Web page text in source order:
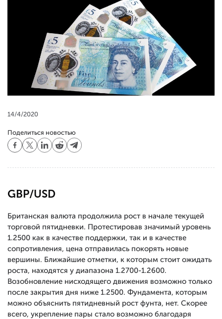
14/4/2020
Поделиться новостью
GBP/USD
Британская валюта продолжила рост в начале текущей
торговой пятидневки. Протестировав значимый уровень
1.2500 как в качестве поддержки, так и в качестве
сопротивления, цена отправилась покорять новые
вершины. Ближайшие отметки, к которым стоит ожидать
роста, находятся у диапазона 1.2700-1.2600.
Возобновление нисходящего движения возможно только
после закрытия дня ниже 1.2500. Фундамента, которым
можно объяснить пятидневный рост фунта, нет. Скорее
всего, укрепление пары стало возможно благодаря